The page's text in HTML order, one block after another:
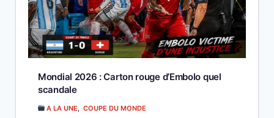
Mondial 2026 : Carton rouge d’Embolo quel
scandale
A LA UNE, COUPE DU MONDE